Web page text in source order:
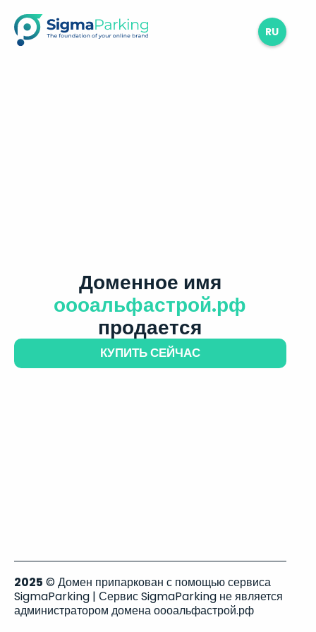
RU
Доменное имя
оооальфастрой.рф
продается
КУПИТЬ СЕЙЧАС
2025 © Домен припаркован с помощью сервиса
SigmaParking | Сервис SigmaParking не является
администратором домена оооальфастрой.рф